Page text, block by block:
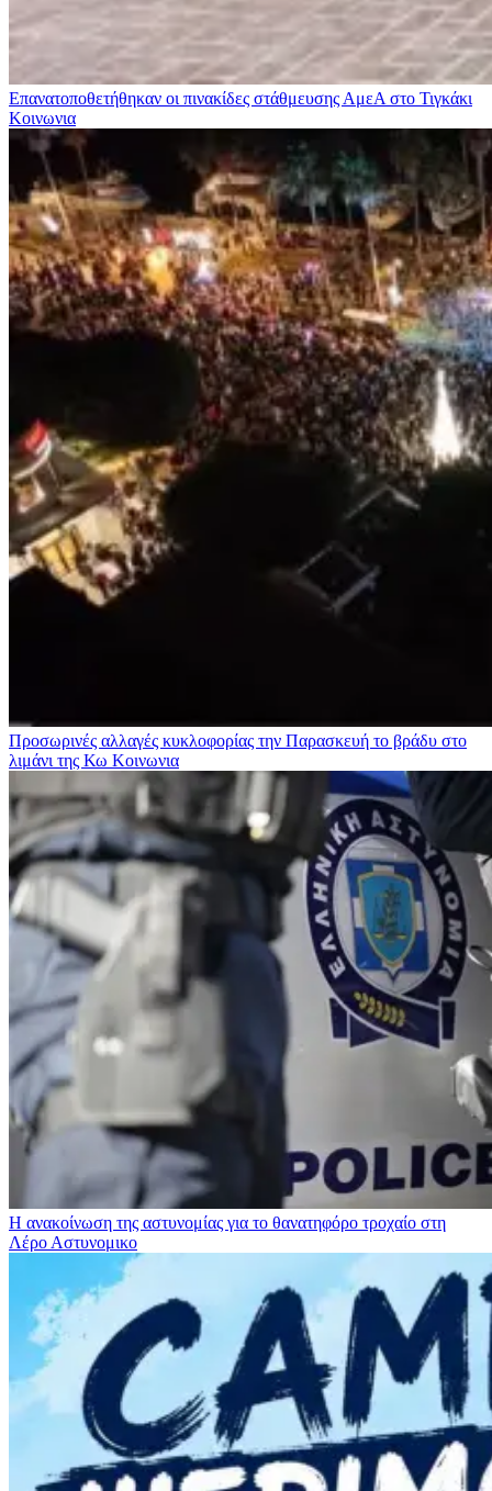
Επανατοποθετήθηκαν οι πινακίδες στάθμευσης ΑμεΑ στο Τιγκάκι
Κοινωνια
Προσωρινές αλλαγές κυκλοφορίας την Παρασκευή το βράδυ στο
λιμάνι της Κω Κοινωνια
Η ανακοίνωση της αστυνομίας για το θανατηφόρο τροχαίο στη
Λέρο Αστυνομικο